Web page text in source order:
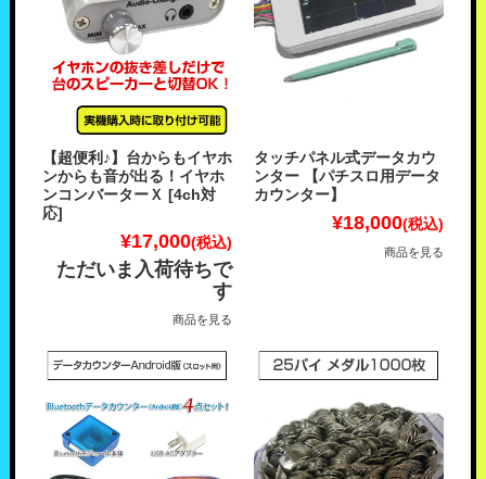
【超便利♪】台からもイヤホ
ンからも音が出る！イヤホ
ンコンバーターＸ [4ch対
応]
¥17,000(税込)
ただいま入荷待ちで
す
商品を見る
タッチパネル式データカウ
ンター 【パチスロ用データ
カウンター】
¥18,000(税込)
商品を見る